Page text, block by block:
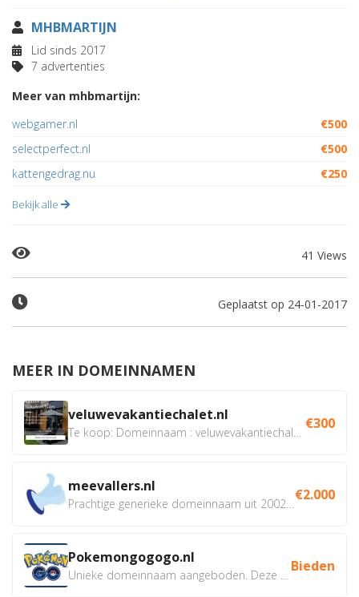
MHBMARTIJN
Lid sinds 2017
7 advertenties
Meer van mhbmartijn:
webgamer.nl
€500
selectperfect.nl
€500
kattengedrag.nu
€250
Bekijk alle
41 Views
Geplaatst op 24-01-2017
MEER IN DOMEINNAMEN
veluwevakantiechalet.nl €300
meevallers.nl €2.000
Pokemongogogo.nl Bieden